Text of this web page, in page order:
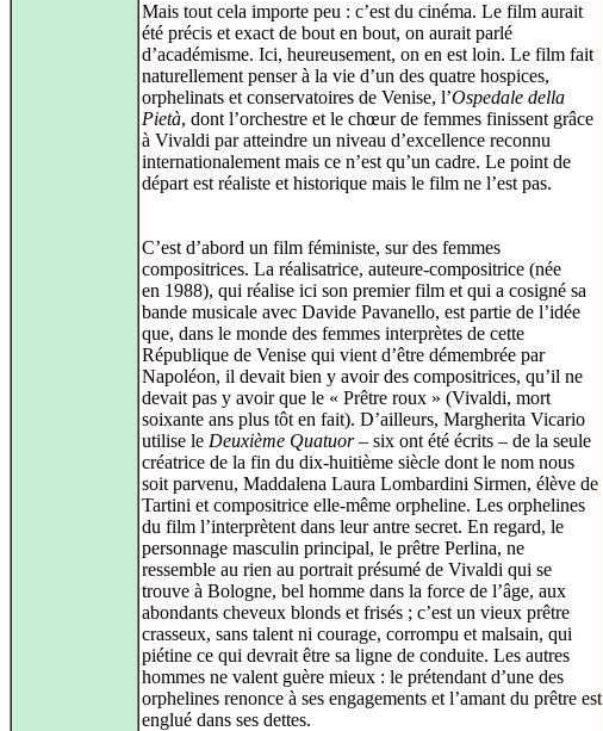
Mais tout cela importe peu : c’est du cinéma. Le film aurait
été précis et exact de bout en bout, on aurait parlé
d’académisme. Ici, heureusement, on en est loin. Le film fait
naturellement penser à la vie d’un des quatre hospices,
orphelinats et conservatoires de Venise, l’Ospedale della
Pietà, dont l’orchestre et le chœur de femmes finissent grâce
à Vivaldi par atteindre un niveau d’excellence reconnu
internationalement mais ce n’est qu’un cadre. Le point de
départ est réaliste et historique mais le film ne l’est pas.
C’est d’abord un film féministe, sur des femmes
compositrices. La réalisatrice, auteure-compositrice (née
en 1988), qui réalise ici son premier film et qui a cosigné sa
bande musicale avec Davide Pavanello, est partie de l’idée
que, dans le monde des femmes interprètes de cette
République de Venise qui vient d’être démembrée par
Napoléon, il devait bien y avoir des compositrices, qu’il ne
devait pas y avoir que le « Prêtre roux » (Vivaldi, mort
soixante ans plus tôt en fait). D’ailleurs, Margherita Vicario
utilise le Deuxième Quatuor– six ont été écrits – de la seule
créatrice de la fin du dix‑huitième siècle dont le nom nous
soit parvenu, Maddalena Laura Lombardini Sirmen, élève de
Tartini et compositrice elle‑même orpheline. Les orphelines
du film l’interprètent dans leur antre secret. En regard, le
personnage masculin principal, le prêtre Perlina, ne
ressemble au rien au portrait présumé de Vivaldi qui se
trouve à Bologne, bel homme dans la force de l’âge, aux
abondants cheveux blonds et frisés ; c’est un vieux prêtre
crasseux, sans talent ni courage, corrompu et malsain, qui
piétine ce qui devrait être sa ligne de conduite. Les autres
hommes ne valent guère mieux : le prétendant d’une des
orphelines renonce à ses engagements et l’amant du prêtre est
englué dans ses dettes.